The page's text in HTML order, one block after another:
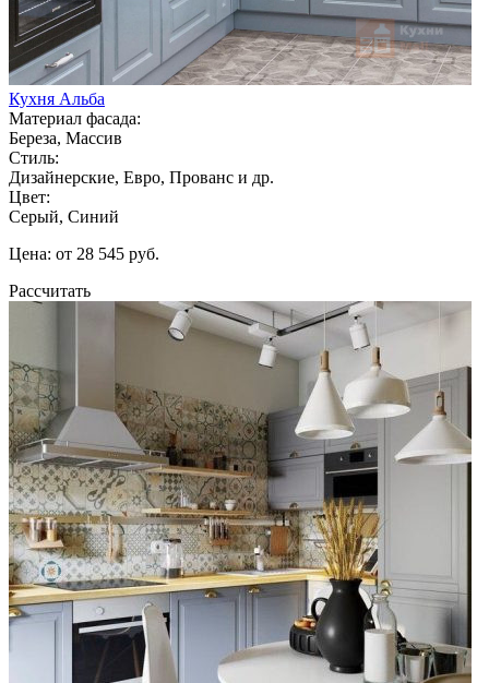
Кухня Альба
Материал фасада:
Береза, Массив
Стиль:
Дизайнерские, Евро, Прованс и др.
Цвет:
Серый, Синий
Цена: от 28 545 руб.
Рассчитать